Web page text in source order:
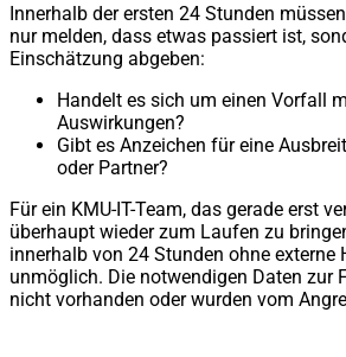
Innerhalb der ersten 24 Stunden
nur melden, dass etwas passiert ist,
Einschätzung abgeben:
Handelt es sich um einen Vorfall
Auswirkungen?
Gibt es Anzeichen für eine
oder Partner?
Für ein KMU-IT-Team, das gerade erst
überhaupt wieder zum Laufen zu
innerhalb von 24 Stunden ohne externe
unmöglich. Die notwendigen Daten zur
nicht vorhanden oder wurden vom